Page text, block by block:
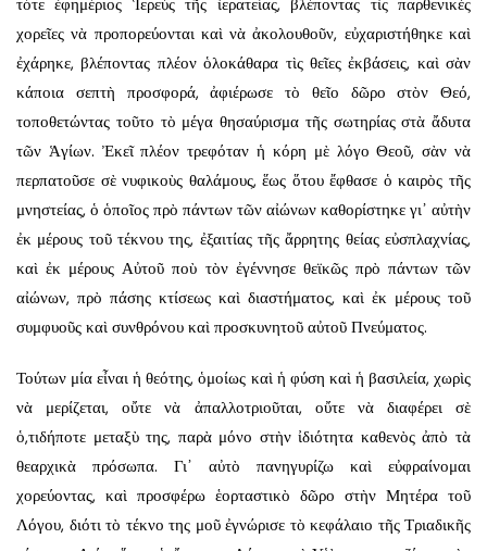
τότε ἐφημέριος Ἱερεὺς τῆς ἱερατείας, βλέποντας τὶς παρθενικὲς
χορεῖες νὰ προπορεύονται καὶ νὰ ἀκολουθοῦν, εὐχαριστήθηκε καὶ
ἐχάρηκε, βλέποντας πλέον ὁλοκάθαρα τὶς θεῖες ἐκβάσεις, καὶ σὰν
κάποια σεπτὴ προσφορά, ἀφιέρωσε τὸ θεῖο δῶρο στὸν Θεό,
τοποθετώντας τοῦτο τὸ μέγα θησαύρισμα τῆς σωτηρίας στὰ ἄδυτα
τῶν Ἁγίων. Ἐκεῖ πλέον τρεφόταν ἡ κόρη μὲ λόγο Θεοῦ, σὰν νὰ
περπατοῦσε σὲ νυφικοὺς θαλάμους, ἕως ὅτου ἔφθασε ὁ καιρὸς τῆς
μνηστείας, ὁ ὁποῖος πρὸ πάντων τῶν αἰώνων καθορίστηκε γι᾿ αὐτὴν
ἐκ μέρους τοῦ τέκνου της, ἐξαιτίας τῆς ἄρρητης θείας εὐσπλαχνίας,
καὶ ἐκ μέρους Αὐτοῦ ποὺ τὸν ἐγέννησε θεϊκῶς πρὸ πάντων τῶν
αἰώνων, πρὸ πάσης κτίσεως καὶ διαστήματος, καὶ ἐκ μέρους τοῦ
συμφυοῦς καὶ συνθρόνου καὶ προσκυνητοῦ αὐτοῦ Πνεύματος.
Τούτων μία εἶναι ἡ θεότης, ὁμοίως καὶ ἡ φύση καὶ ἡ βασιλεία, χωρὶς
νὰ μερίζεται, οὔτε νὰ ἀπαλλοτριοῦται, οὔτε νὰ διαφέρει σὲ
ὁ,τιδήποτε μεταξὺ της, παρὰ μόνο στὴν ἰδιότητα καθενὸς ἀπὸ τὰ
θεαρχικὰ πρόσωπα. Γι᾿ αὐτὸ πανηγυρίζω καὶ εὐφραίνομαι
χορεύοντας, καὶ προσφέρω ἑορταστικὸ δῶρο στὴν Μητέρα τοῦ
Λόγου, διότι τὸ τέκνο της μοῦ ἐγνώρισε τὸ κεφάλαιο τῆς Τριαδικῆς